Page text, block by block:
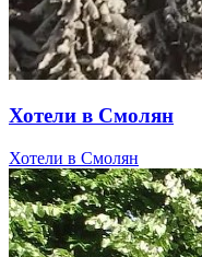
Хотели в Смолян
Хотели в Смолян